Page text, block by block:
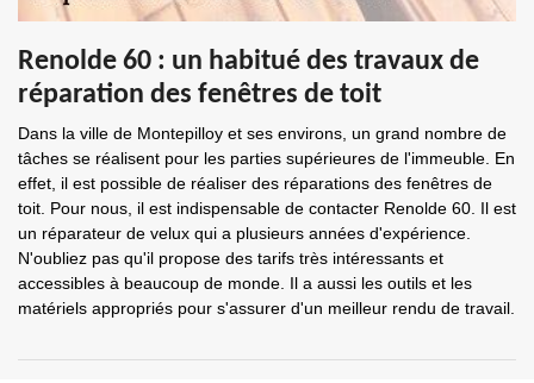
Renolde 60 : un habitué des travaux de
réparation des fenêtres de toit
Dans la ville de Montepilloy et ses environs, un grand nombre de
tâches se réalisent pour les parties supérieures de l'immeuble. En
effet, il est possible de réaliser des réparations des fenêtres de
toit. Pour nous, il est indispensable de contacter Renolde 60. Il est
un réparateur de velux qui a plusieurs années d'expérience.
N'oubliez pas qu'il propose des tarifs très intéressants et
accessibles à beaucoup de monde. Il a aussi les outils et les
matériels appropriés pour s'assurer d'un meilleur rendu de travail.